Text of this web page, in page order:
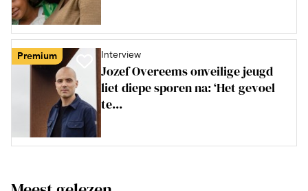
Premium Interview
Jozef Overeems onveilige jeugd
liet diepe sporen na: ‘Het gevoel
te...